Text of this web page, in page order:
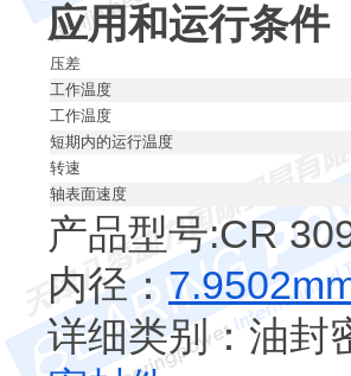
应用和运行条件
压差
工作温度
工作温度
短期内的运行温度
转速
轴表面速度
产品型号:CR
内径：
详细类别：油封